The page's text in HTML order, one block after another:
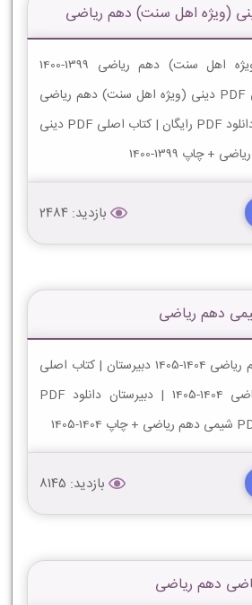
(ویژه اهل سنت) دهم ریاضی
دانلود کتاب دینی (ویژه اهل سنت) دهم ریاضی 1399-1400
دبیرستان | کتاب اصلی PDF دینی (ویژه اهل سنت) دهم ریاضی
1399-1400 | دبیرستان دانلود PDF رایگان | کتاب اصلی PDF دینی
چاپ 1399-1400
بازدید: 2484
دهم ریاضی
دانلود کتاب شیمی دهم ریاضی 1404-1405 دبیرستان | کتاب اصلی
PDF شیمی دهم ریاضی 1404-1405 | دبیرستان دانلود PDF
بازدید: 8145
دهم ریاضی